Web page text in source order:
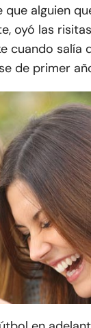
alguien
oyó las
cuando salía
de primer